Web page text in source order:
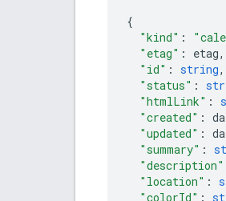
"kind" :
"etag" : etag,
"id" : string,
"status" :
"htmlLink" :
"created" :
"updated" :
"summary" :
"description"
"location" :
"colorId" :